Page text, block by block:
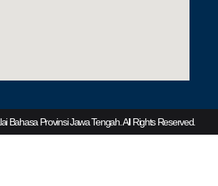
Bahasa Provinsi Jawa Tengah. All Rights Reserved.